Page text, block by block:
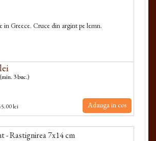
in Greece. Cruce din argint pe lemn.
3 buc.)
lei Adauga in cos
- Rastignirea 7x14 cm